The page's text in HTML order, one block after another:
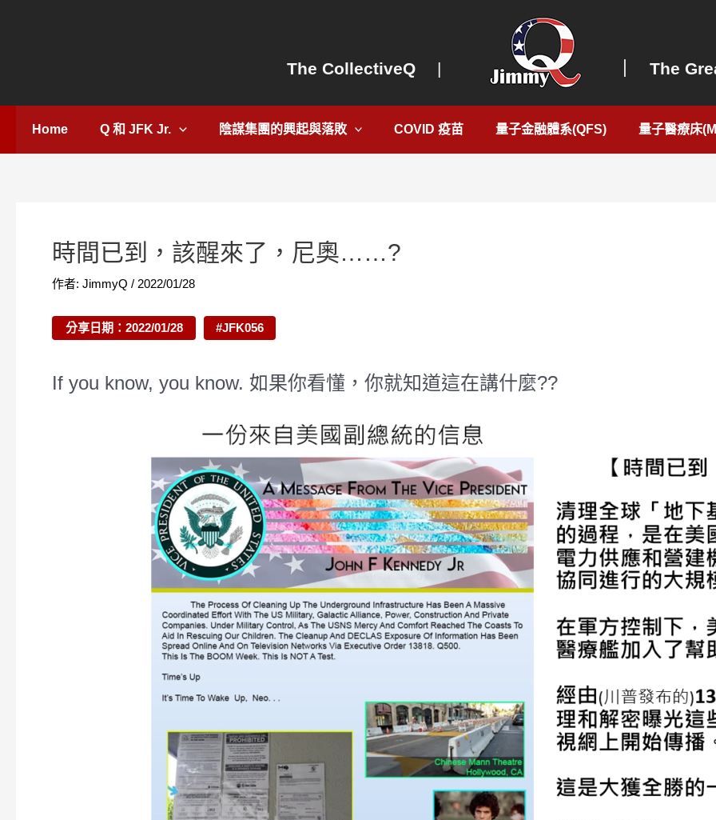
The CollectiveQ | ｜ The
Home Q 和 JFK Jr. 陰謀集團的興起與落敗 COVID 疫苗 量子金融體系(QFS) 量子醫療床
時間已到，該醒來了，尼奧……?
作者: JimmyQ / 2022/01/28
分享日期：2022/01/28 #JFK056
If you know, you know. 如果你看懂，你就知道這在講什麼??